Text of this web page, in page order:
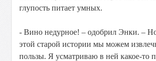
глупость питает умных.
- Вино недурное! – одобрил Энки. –
этой старой истории мы можем
пользы. Я усматриваю в ней какое-то